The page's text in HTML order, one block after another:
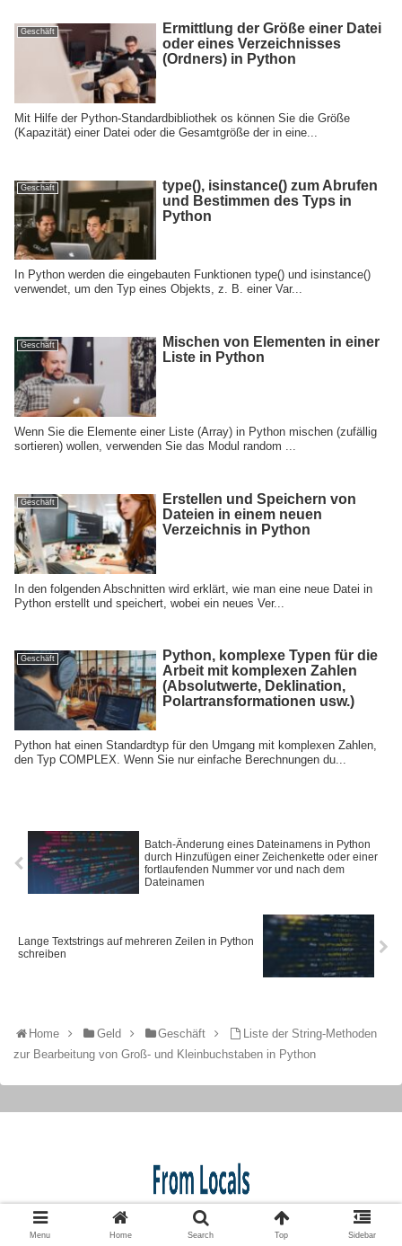
Geschäft
Ermittlung der Größe einer Datei
oder eines Verzeichnisses
(Ordners) in Python
Mit Hilfe der Python-Standardbibliothek os können Sie die Größe
(Kapazität) einer Datei oder die Gesamtgröße der in eine...
Geschäft
type(), isinstance() zum Abrufen
und Bestimmen des Typs in
Python
In Python werden die eingebauten Funktionen type() und isinstance()
verwendet, um den Typ eines Objekts, z. B. einer Var...
Geschäft
Mischen von Elementen in einer
Liste in Python
Wenn Sie die Elemente einer Liste (Array) in Python mischen (zufällig
sortieren) wollen, verwenden Sie das Modul random ...
Geschäft
Erstellen und Speichern von
Dateien in einem neuen
Verzeichnis in Python
In den folgenden Abschnitten wird erklärt, wie man eine neue Datei in
Python erstellt und speichert, wobei ein neues Ver...
Geschäft
Python, komplexe Typen für die
Arbeit mit komplexen Zahlen
(Absolutwerte, Deklination,
Polartransformationen usw.)
Python hat einen Standardtyp für den Umgang mit komplexen Zahlen,
den Typ COMPLEX. Wenn Sie nur einfache Berechnungen du...
Batch-Änderung eines Dateinamens in Python
durch Hinzufügen einer Zeichenkette oder einer
fortlaufenden Nummer vor und nach dem
Dateinamen
Lange Textstrings auf mehreren Zeilen in Python
schreiben
Home Geld Geschäft
Liste der String-Methoden
zur Bearbeitung von Groß- und Kleinbuchstaben in Python
© 2019 From-Locals.
Menu Home Search Top Sidebar